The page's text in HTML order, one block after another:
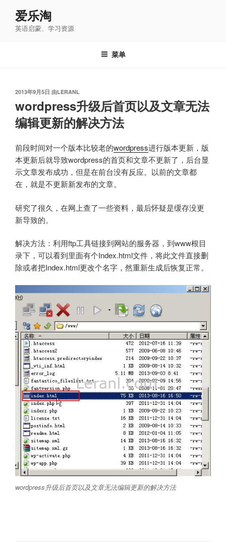
爱乐淘
英语启蒙、学习资源
菜单
发
于
2013年9月5日 由LERANL
wordpress升级后首页以及文章无法
编辑更新的解决方法
前段时间对一个版本比较老的wordpress进行版本更新，版
本更新后就导致wordpress的首页和文章不更新了，后台显
示文章发布成功，但是在前台没有反应。以前的文章都
在，就是不更新新发布的文章。
研究了很久，在网上查了一些资料，最后怀疑是缓存没更
新导致的。
解决方法：利用ftp工具链接到网站的服务器，到www根目
录下，可以看到里面有个Index.html文件，将此文件直接删
除或者把Index.html更改个名字，然重新生成后恢复正常。
wordpress升级后首页以及文章无法编辑更新的解决方法